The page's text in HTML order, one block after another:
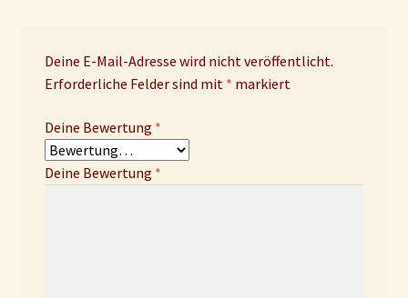
Deine E-Mail-Adresse wird nicht veröffentlicht.
Erforderliche Felder sind mit * markiert
Deine Bewertung *
Deine Bewertung *